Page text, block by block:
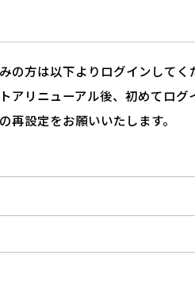
の方は以下よりログインしてく
アリニューアル後、初めてログ
再設定をお願いいたします。